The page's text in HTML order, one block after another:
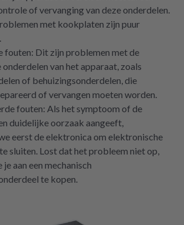
of vervanging van deze onderdelen.
met kookplaten zijn puur
fouten: Dit zijn problemen met de
onderdelen van het apparaat, zoals
of behuizingsonderdelen, die
of vervangen moeten worden.
fouten: Als het symptoom of de
duidelijke oorzaak aangeeft,
eerst de elektronica om elektronische
sluiten. Lost dat het probleem niet op,
je aan een mechanisch
te kopen.